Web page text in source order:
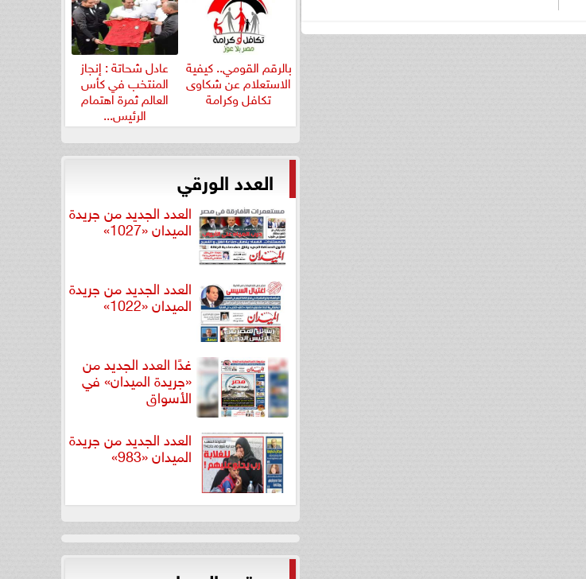
بالرقم القومي.. كيفية
الاستعلام عن شكاوى
تكافل وكرامة
عادل شحاتة : إنجاز
المنتخب في كأس
العالم ثمرة اهتمام
الرئيس...
العدد الورقي
العدد الجديد من جريدة
الميدان «1027»
العدد الجديد من جريدة
الميدان «1022»
غدًا العدد الجديد من
«جريدة الميدان» في
الأسواق
العدد الجديد من جريدة
الميدان «983»